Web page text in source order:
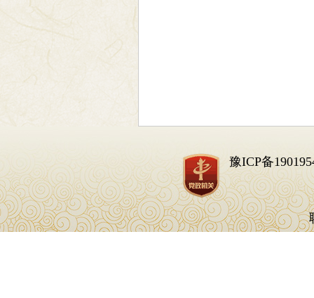
豫ICP备